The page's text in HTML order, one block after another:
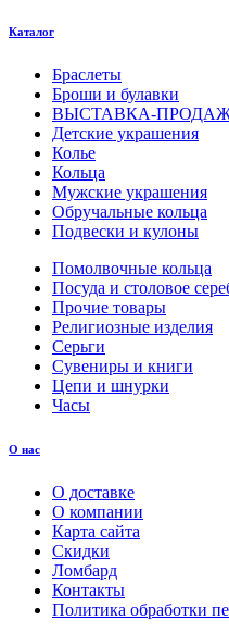
Каталог
Браслеты
Броши и булавки
ВЫСТАВКА-
Детские украшения
Колье
Кольца
Мужские украшения
Обручальные кольца
Подвески и кулоны
Помолвочные кольца
Посуда и столовое
Прочие товары
Религиозные изделия
Серьги
Сувениры и книги
Цепи и шнурки
Часы
О нас
О доставке
О компании
Карта сайта
Скидки
Ломбард
Контакты
Политика обработки